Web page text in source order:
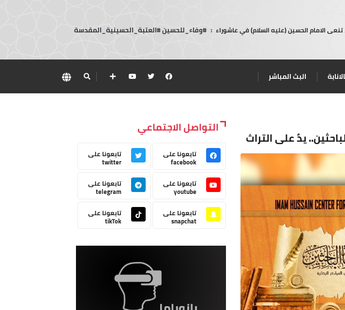
تنعى الامام الحسين (عليه السلام) في عاشوراء : #وفاء_للحسين #العتبة_الحسينية_المقدسة
البث المباشر
يدٌ على التراث
التواصل الاجتماعي
تابعونا على
facebook
تابعونا على
twitter
تابعونا على
youtube
تابعونا على
telegram
تابعونا على
snapchat
تابعونا على
tikTok